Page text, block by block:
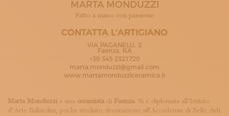
ISCRIVITI ALLA NEWSLETTER
LOGIN
MARTA MONDUZZI
Fatto a mano con passione
CONTATTA L'ARTIGIANO
VIA PAGANELLI, 2
Faenza, RA
+39 345 2321720
marta.monduzzi@gmail.com
www.martamonduzziceramica.it
Marta Monduzzi è una ceramistadi Faenza. Si è diplomata all’Istituto
d’Arte Ballardini, poi ha studiato decorazione all’Accademia di Belle Arti